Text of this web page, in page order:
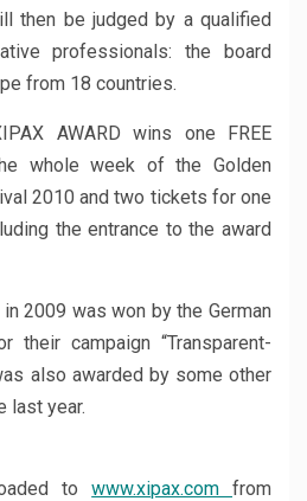
then be judged by a qualified
professionals: the board
from 18 countries.
AWARD wins one FREE
whole week of the Golden
2010 and two tickets for one
the entrance to the award
2009 was won by the German
their campaign “Transparent-
also awarded by some other
last year.
towww.xipax.comfrom